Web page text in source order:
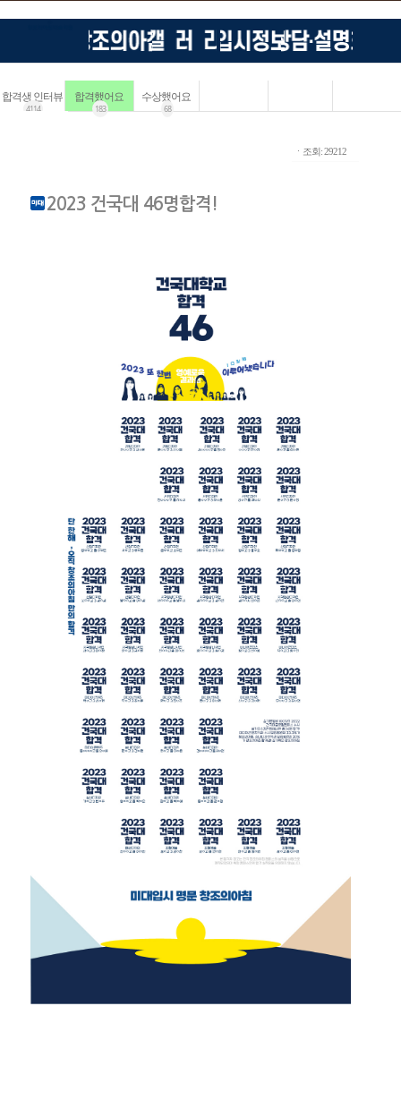
합격생 인터뷰
4114
합격했어요
183
수상했어요
68
ㆍ조회: 29212
2023 건국대 46명합격!